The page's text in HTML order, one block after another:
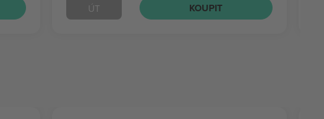
ÚT KOUPIT